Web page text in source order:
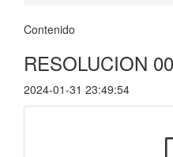
Contenido
RESOLUCION
2024-01-31 23:49:54